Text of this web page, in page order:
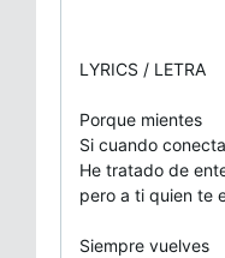
LYRICS / LETRA
Porque mientes
Si cuando
He tratado de
pero a ti quien te
Siempre vuelves